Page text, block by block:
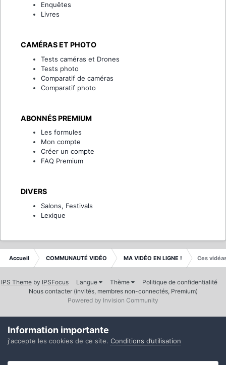
Enquêtes
Livres
CAMÉRAS ET PHOTO
Tests caméras et Drones
Tests photo
Comparatif de caméras
Comparatif photo
ABONNÉS PREMIUM
Les formules
Mon compte
Créer un compte
FAQ Premium
DIVERS
Salons, Festivals
Lexique
Accueil COMMUNAUTÉ VIDÉO MA VIDÉO EN LIGNE ! Ces
IPS Theme by IPSFocus Langue Thème
Politique de confidentialité
Nous contacter (invités, membres non-connectés, Premium)
Powered by Invision Community
Information importante
j'accepte les cookies de ce site. Conditions d’utilisation